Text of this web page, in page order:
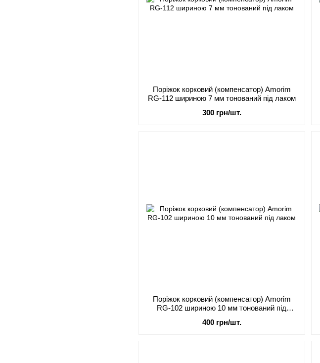
Поріжок корковий (компенсатор) Amorim
RG-112 шириною 7 мм тонований під лаком
300 грн/шт.
Поріжок корковий (компенсатор) Amorim
RG-102 шириною 10 мм тонований під
400 грн/шт.